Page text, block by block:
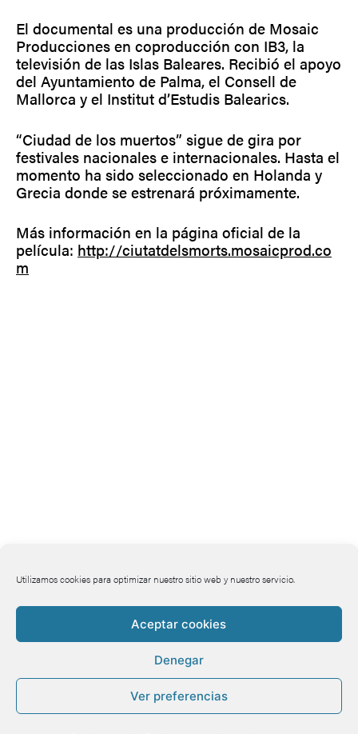
Utilizamos cookies para optimizar nuestro sitio web y nuestro servicio.
Aceptar cookies
Denegar
Ver preferencias
El documental es una producción de Mosaic
Producciones en coproducción con IB3, la
televisión de las Islas Baleares. Recibió el apoyo
del Ayuntamiento de Palma, el Consell de
Mallorca y el Institut d’Estudis Balearics.
“Ciudad de los muertos” sigue de gira por
festivales nacionales e internacionales. Hasta el
momento ha sido seleccionado en Holanda y
Grecia donde se estrenará próximamente.
Más información en la página oficial de la
película: http://ciutatdelsmorts.mosaicprod.co
m